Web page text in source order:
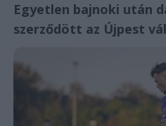
Egyetlen bajnoki után
szerződött az Újpest